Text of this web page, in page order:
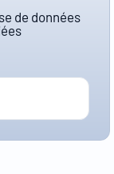
de données